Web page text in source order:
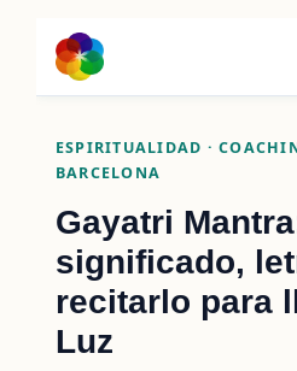
ESPIRITUALIDAD ·
BARCELONA
Gayatri
significado,
recitarlo para
Luz